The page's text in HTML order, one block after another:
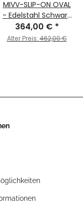
MIVV-SLIP-ON OVAL
- Edelstahl Schwarz
für HONDA - XL750
TRANSALP BJ. 2023 >
364,00 € *
Alter Preis:462,00 €